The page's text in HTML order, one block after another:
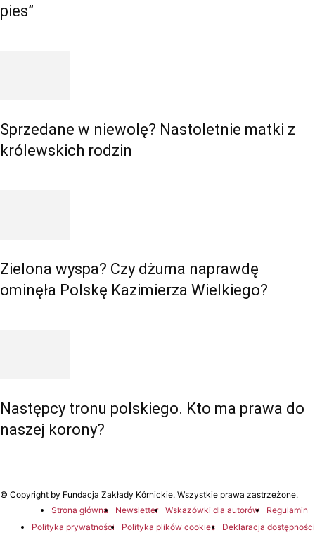
pies”
Sprzedane w niewolę? Nastoletnie matki z
królewskich rodzin
Zielona wyspa? Czy dżuma naprawdę
ominęła Polskę Kazimierza Wielkiego?
Następcy tronu polskiego. Kto ma prawa do
naszej korony?
© Copyright by Fundacja Zakłady Kórnickie. Wszystkie prawa zastrzeżone.
Strona główna
Newsletter Wskazówki dla autorów
Regulamin
Polityka prywatności
Polityka plików cookies Deklaracja dostępności